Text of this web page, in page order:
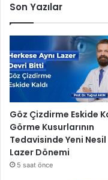
Son Yazılar
Göz Çizdirme Eskide
Görme Kusurlarının
Tedavisinde Yeni Nesil
Lazer Dönemi
5 saat önce